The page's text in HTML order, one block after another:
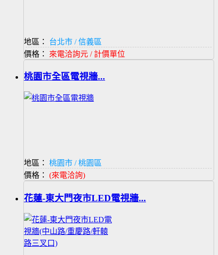
地區：
台北市 / 信義區
價格： 來電洽詢元 / 計價單位
桃園市全區電視牆...
地區：
桃園市 / 桃園區
價格： (來電洽詢)
花蓮-東大門夜市LED電視牆...